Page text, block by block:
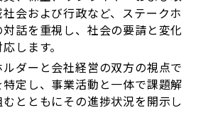
会および行政など、ステークホ
話を重視し、社会の要請と変化
します。
ダーと会社経営の双方の視点で
定し、事業活動と一体で課題解
とともにその進捗状況を開示し